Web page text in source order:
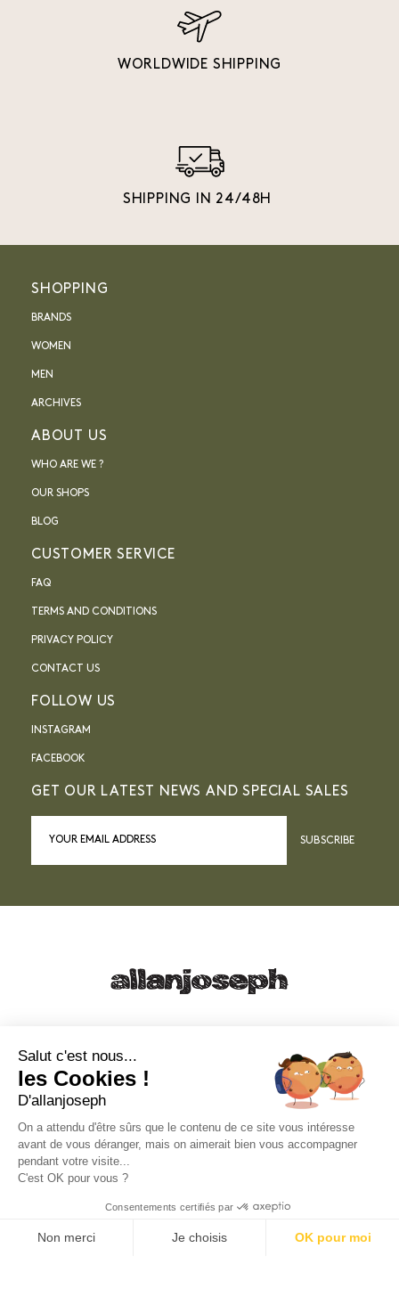
WORLDWIDE SHIPPING
SHIPPING IN 24/48H
SHOPPING
BRANDS
WOMEN
MEN
ARCHIVES
ABOUT US
WHO ARE WE ?
OUR SHOPS
BLOG
CUSTOMER SERVICE
FAQ
TERMS AND CONDITIONS
PRIVACY POLICY
CONTACT US
FOLLOW US
INSTAGRAM
FACEBOOK
GET OUR LATEST NEWS AND SPECIAL SALES
SUBSCRIBE
49, RUE FRANCIS DAVSO - 13001 MARSEILLE
eshop@allanjoseph.com
Salut c'est nous...
les Cookies !
D'allanjoseph
On a attendu d'être sûrs que le contenu de ce site vous intéresse
avant de vous déranger, mais on aimerait bien vous accompagner
pendant votre visite...
C'est OK pour vous ?
Consentements certifiés par
Non merci Je choisis OK pour moi